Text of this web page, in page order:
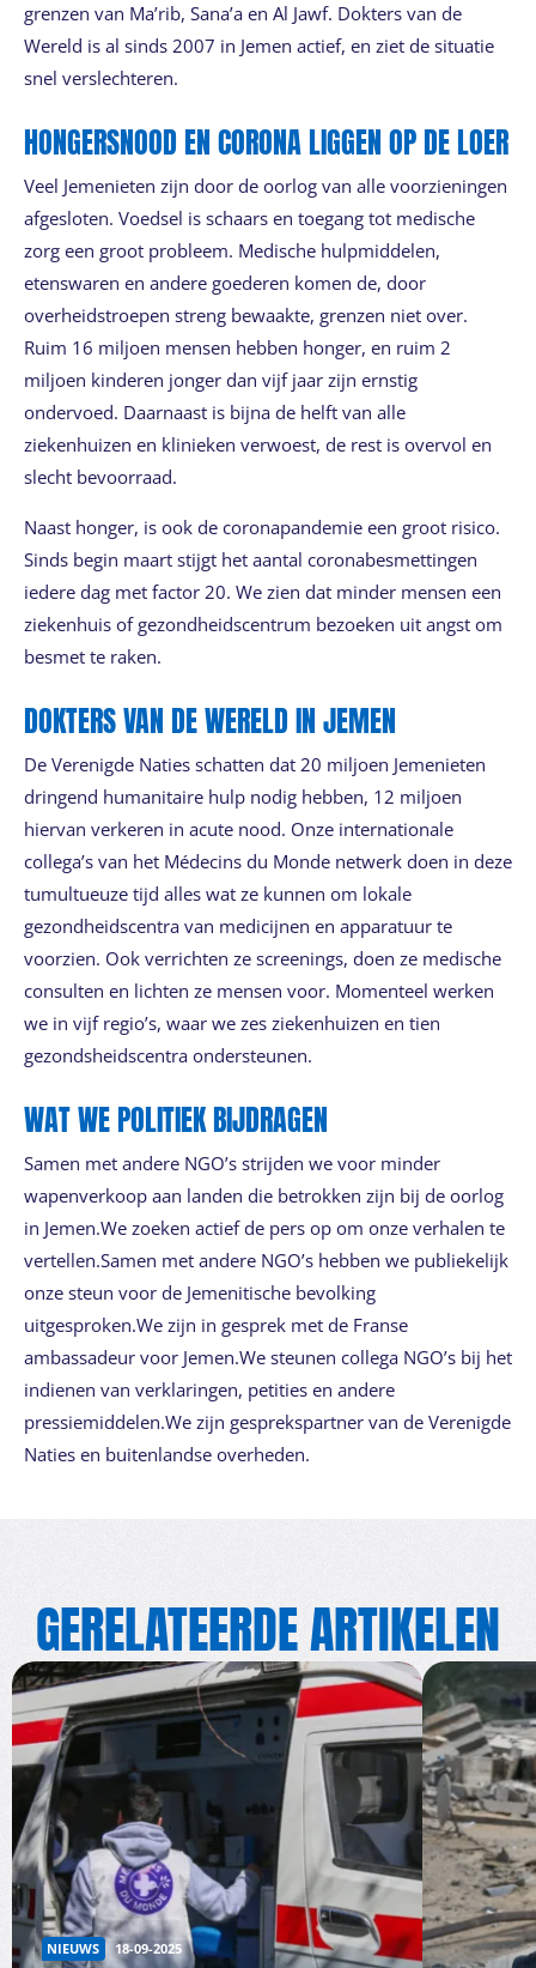
grenzen van Ma’rib, Sana’a en Al Jawf. Dokters van de
Wereld is al sinds 2007 in Jemen actief, en ziet de situatie
snel verslechteren.
HONGERSNOOD EN CORONA LIGGEN OP DE LOER
Veel Jemenieten zijn door de oorlog van alle voorzieningen
afgesloten. Voedsel is schaars en toegang tot medische
zorg een groot probleem. Medische hulpmiddelen,
etenswaren en andere goederen komen de, door
overheidstroepen streng bewaakte, grenzen niet over.
Ruim 16 miljoen mensen hebben honger, en ruim 2
miljoen kinderen jonger dan vijf jaar zijn ernstig
ondervoed. Daarnaast is bijna de helft van alle
ziekenhuizen en klinieken verwoest, de rest is overvol en
slecht bevoorraad.
Naast honger, is ook de coronapandemie een groot risico.
Sinds begin maart stijgt het aantal coronabesmettingen
iedere dag met factor 20. We zien dat minder mensen een
ziekenhuis of gezondheidscentrum bezoeken uit angst om
besmet te raken.
DOKTERS VAN DE WERELD IN JEMEN
De Verenigde Naties schatten dat 20 miljoen Jemenieten
dringend humanitaire hulp nodig hebben, 12 miljoen
hiervan verkeren in acute nood. Onze internationale
collega’s van het Médecins du Monde netwerk doen in deze
tumultueuze tijd alles wat ze kunnen om lokale
gezondheidscentra van medicijnen en apparatuur te
voorzien. Ook verrichten ze screenings, doen ze medische
consulten en lichten ze mensen voor. Momenteel werken
we in vijf regio’s, waar we zes ziekenhuizen en tien
gezondsheidscentra ondersteunen.
WAT WE POLITIEK BIJDRAGEN
Samen met andere NGO’s strijden we voor minder
wapenverkoop aan landen die betrokken zijn bij de oorlog
in Jemen.We zoeken actief de pers op om onze verhalen te
vertellen.Samen met andere NGO’s hebben we publiekelijk
onze steun voor de Jemenitische bevolking
uitgesproken.We zijn in gesprek met de Franse
ambassadeur voor Jemen.We steunen collega NGO’s bij het
indienen van verklaringen, petities en andere
pressiemiddelen.We zijn gesprekspartner van de Verenigde
Naties en buitenlandse overheden.
GERELATEERDE ARTIKELEN
NIEUWS 18-09-2025